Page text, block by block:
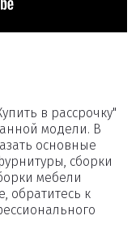
в рассрочку"
модели. В
основные
сборки
мебели
обратитесь к